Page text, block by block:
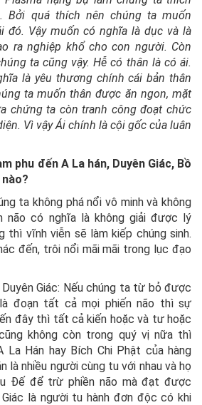
Bởi quá thích nên chúng ta muốn
đó. Vậy muốn có nghĩa là dục và là
ra nghiệp khổ cho con người. Còn
ta cũng vậy. Hễ có thân là có ái.
là yêu thương chính cái bản thân
ta muốn thân được ăn ngon, mặt
chứng ta còn tranh công đoạt chức
Vì vậy Ái chính là cội gốc của luân
phu đến A La hán, Duyên Giác, Bồ
ta không phá nổi vô minh và không
não có nghĩa là không giải được lý
thì vĩnh viễn sẽ làm kiếp chúng sinh.
đến, trôi nổi mãi mãi trong lục đạo
Duyên Giác: Nếu chúng ta từ bỏ được
đoạn tất cả mọi phiến não thì sự
đây thì tất cả kiến hoặc và tư hoặc
không còn trong quý vị nữa thì
Hán hay Bích Chi Phật của hàng
là nhiều người cùng tu với nhau và họ
Đế để trừ phiền não mà đạt được
Giác là người tu hành đơn độc có khi